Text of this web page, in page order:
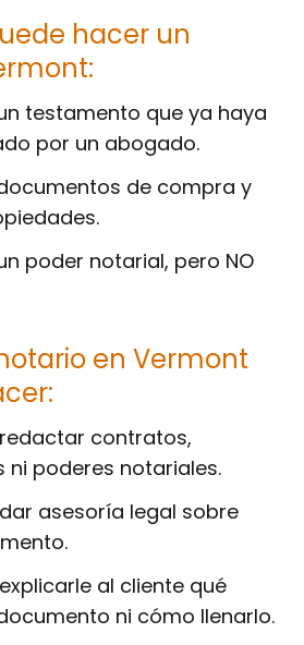
hacer un
testamento que ya haya
por un abogado.
de compra y
poder notarial, pero NO
en Vermont
redactar contratos,
ni poderes notariales.
dar asesoría legal sobre
al cliente qué
ni cómo llenarlo.